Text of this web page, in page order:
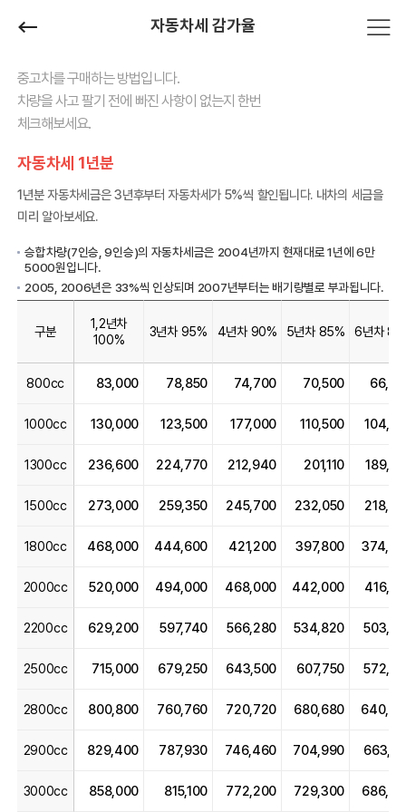
자동차세 감가율
중고차를 구매하는 방법입니다.
차량을 사고 팔기 전에 빠진 사항이 없는지 한번
체크해보세요.
자동차세 1년분
1년분 자동차세금은 3년후부터 자동차세가 5%씩 할인됩니다. 내차의 세금을
미리 알아보세요.
승합차량(7인승, 9인승)의 자동차세금은 2004년까지 현재대로 1년에 6만
5000원입니다.
2005, 2006년은 33%씩 인상되며 2007년부터는 배기량별로 부과됩니다.
구분
1,2년차
100%
3년차 95% 4년차 90% 5년차 85% 6년차
800cc 83,000 78,850 74,700 70,500
1000cc 130,000 123,500 177,000 110,500
1300cc 236,600 224,770 212,940 201,110
1500cc 273,000 259,350 245,700 232,050
1800cc 468,000 444,600 421,200 397,800
2000cc 520,000 494,000 468,000 442,000
2200cc 629,200 597,740 566,280 534,820
2500cc 715,000 679,250 643,500 607,750
2800cc 800,800 760,760 720,720 680,680
2900cc 829,400 787,930 746,460 704,990
3000cc 858,000 815,100 772,200 729,300